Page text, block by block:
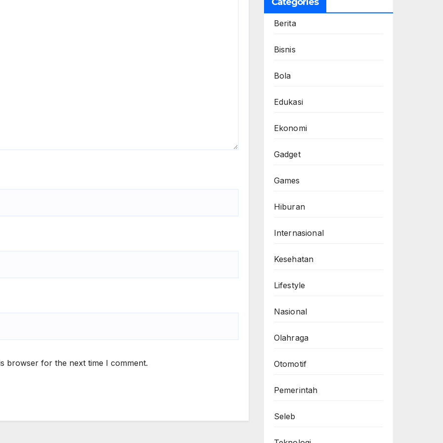
browser for the next time I comment.
Berita
Bisnis
Bola
Edukasi
Ekonomi
Gadget
Games
Hiburan
Internasional
Kesehatan
Lifestyle
Nasional
Olahraga
Otomotif
Pemerintah
Seleb